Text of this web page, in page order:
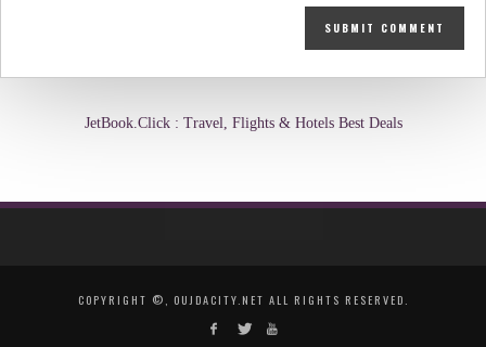
JetBook.Click : Travel, Flights & Hotels Best Deals
COPYRIGHT ©, OUJDACITY.NET ALL RIGHTS RESERVED.